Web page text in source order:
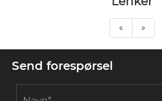
« »
Send forespørsel